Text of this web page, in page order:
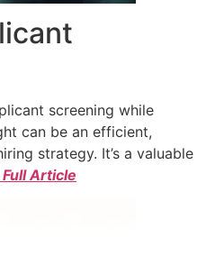
screening while
can be an efficient,
strategy. It’s a valuable
Full Article